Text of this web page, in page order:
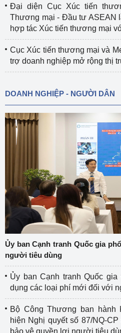
Đại diện Cục Xúc tiến
Thương mại - Đầu tư ASEAN
hợp tác Xúc tiến thương mại
Cục Xúc tiến thương mại và
trợ doanh nghiệp mở rộng thị
DOANH NGHIỆP - NGƯỜI DÂN
Ủy ban Cạnh tranh Quốc gia
người tiêu dùng
Ủy ban Cạnh tranh Quốc
dụng các loại phí mới đối với
Bộ Công Thương ban hành
hiện Nghị quyết số 87/NQ-
bảo vệ quyền lợi người tiêu